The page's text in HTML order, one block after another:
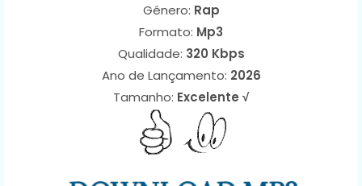
Género: Rap
Formato: Mp3
Qualidade: 320 Kbps
Ano de Lançamento: 2026
Tamanho: Excelente √